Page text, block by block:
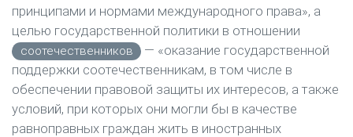
принципами и нормами международного права», а
целью государственной политики в отношении
соотечественников
— «оказание государственной
поддержки соотечественникам, в том числе в
обеспечении правовой защиты их интересов, а также
условий, при которых они могли бы в качестве
равноправных граждан жить в иностранных